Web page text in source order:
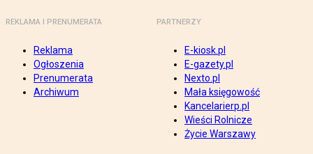
REKLAMA I PRENUMERATA
Reklama
Ogłoszenia
Prenumerata
Archiwum
PARTNERZY
E-kiosk.pl
E-gazety.pl
Nexto.pl
Mała księgowość
Kancelarierp.pl
Wieści Rolnicze
Życie Warszawy